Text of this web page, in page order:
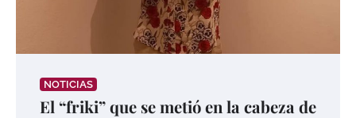
NOTICIAS
El “friki” que se metió en la cabeza de